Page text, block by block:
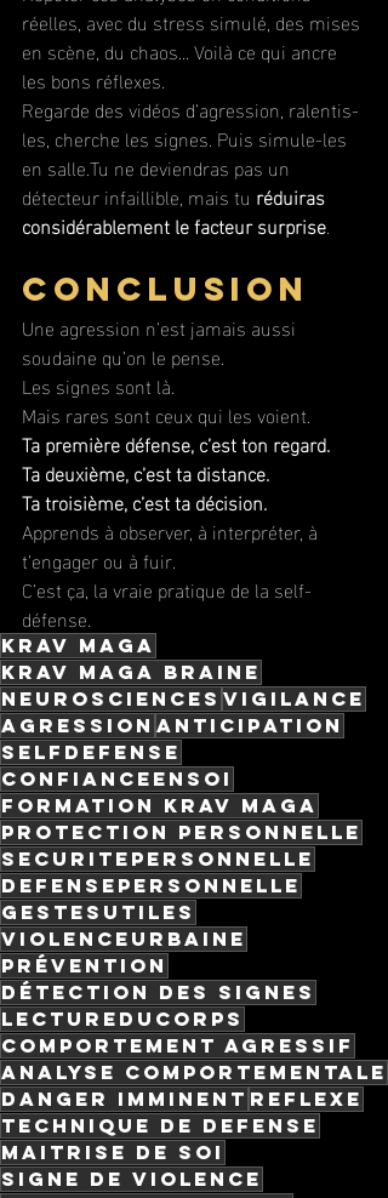
réelles, avec du stress simulé, des mises
en scène, du chaos... Voilà ce qui ancre
les bons réflexes.
Regarde des vidéos d’agression, ralentis-
les, cherche les signes. Puis simule-les
en salle.Tu ne deviendras pas un
détecteur infaillible, mais tu réduiras
considérablement le facteur surprise.
Conclusion
Une agression n’est jamais aussi
soudaine qu’on le pense.
Les signes sont là.
Mais rares sont ceux qui les voient.
Ta première défense, c’est ton regard.
Ta deuxième, c’est ta distance.
Ta troisième, c’est ta décision.
Apprends à observer, à interpréter, à
t’engager ou à fuir.
C’est ça, la vraie pratique de la self-
défense.
krav maga
krav maga braine
neurosciences vigilance
agression anticipation
selfdefense
confianceensoi
formation krav maga
protection personnelle
securitepersonnelle
defensepersonnelle
gestesutiles
violenceurbaine
prévention
détection des signes
lectureducorps
comportement agressif
analyse comportementale
danger imminent reflexe
technique de defense
maitrise de soi
signe de violence